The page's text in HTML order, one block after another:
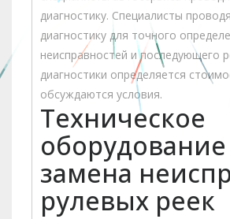
диагностику. Специалисты
диагностику для точного
неисправностей и последующего
диагностики определяется
обсуждаются условия.
Техническое
замена
рулевых реек